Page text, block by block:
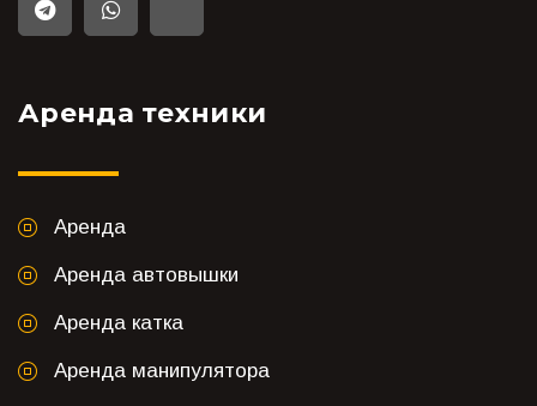
Аренда техники
Аренда
Аренда автовышки
Аренда катка
Аренда манипулятора